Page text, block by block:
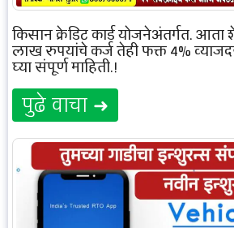
किसान क्रेडिट कार्ड योजनेअंतर्गत, आता
लाख रुपयांचे कर्ज तेही फक्त 4%
घ्या संपूर्ण माहिती.!
पुढे वाचा ➜